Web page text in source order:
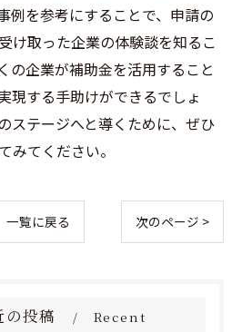
例を参考にすることで、申請の
け取った企業の体験談を知るこ
の企業が補助金を活用すること
現する手助けができるでしょ
ステージへと導くために、ぜひ
みてください。
一覧に戻る 次のページ >
の投稿
Recent